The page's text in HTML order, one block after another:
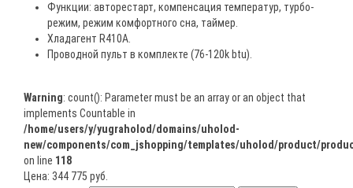
Функции: авторестарт, компенсация температур, турбо-
режим, режим комфортного сна, таймер.
Хладагент R410A.
Проводной пульт в комплекте (76-120k btu).
Warning: count(): Parameter must be an array or an object that
implements Countable in
/home/users/y/yugraholod/domains/uholod-
new/components/com_jshopping/templates/uholod/product/
on line 118
Цена: 344 775 руб.